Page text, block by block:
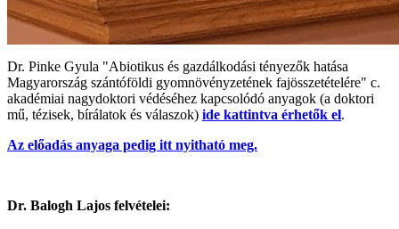
Dr. Pinke Gyula "Abiotikus és gazdálkodási tényezők hatása
Magyarország szántóföldi gyomnövényzetének fajösszetételére" c.
akadémiai nagydoktori védéséhez kapcsolódó anyagok (a doktori
mű, tézisek, bírálatok és válaszok) ide kattintva érhetők el.
Az előadás anyaga pedig itt nyitható meg.
Dr. Balogh Lajos felvételei: